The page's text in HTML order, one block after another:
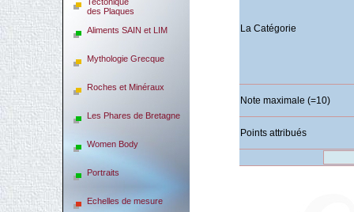
des Plaques
Aliments SAIN et LIM
Mythologie Grecque
Roches et Minéraux
Les Phares de Bretagne
Women Body
Portraits
Echelles de mesure
La Catégorie
Note maximale (=10)
Points attribués